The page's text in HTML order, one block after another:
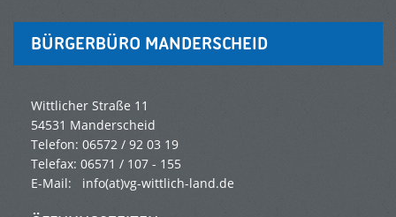
BÜRGERBÜRO MANDERSCHEID
Wittlicher Straße 11
54531 Manderscheid
Telefon: 06572 / 92 03 19
Telefax: 06571 / 107 - 155
E-Mail: info(at)vg-wittlich-land.de